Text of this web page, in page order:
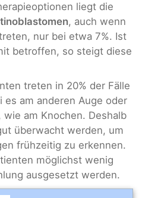
liegt die
, auch wenn
nur bei etwa 7%. Ist
betroffen, so steigt diese
treten in 20% der Fälle
am anderen Auge oder
am Knochen. Deshalb
überwacht werden, um
frühzeitig zu erkennen.
möglichst wenig
ausgesetzt werden.